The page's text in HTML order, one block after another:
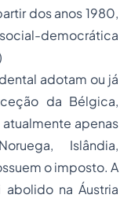
dos anos 1980,
democrática
adotam ou já
da Bélgica,
atualmente apenas
Islândia,
o imposto. A
na Áustria